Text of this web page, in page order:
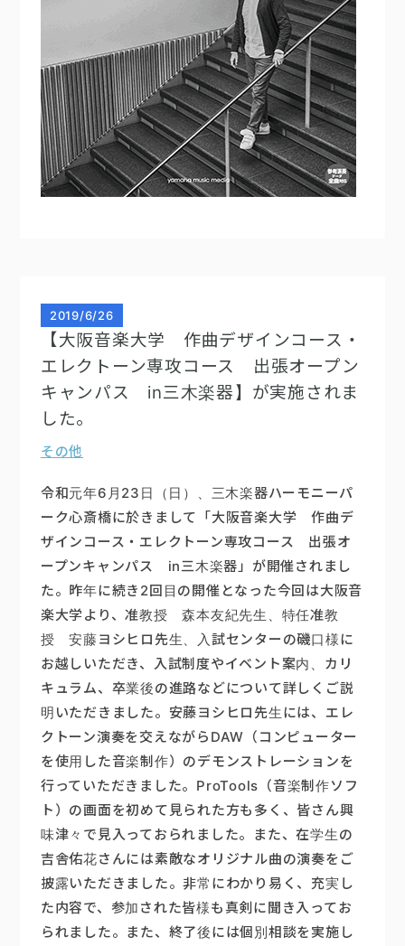
2019/6/26
【大阪音楽大学 作曲デザインコース・
エレクトーン専攻コース 出張オープン
キャンパス in三木楽器】が実施されま
した。
その他
令和元年6月23日（日）、三木楽器ハーモニーパ
ーク心斎橋に於きまして「大阪音楽大学 作曲デ
ザインコース・エレクトーン専攻コース 出張オ
ープンキャンパス in三木楽器」が開催されまし
た。昨年に続き2回目の開催となった今回は大阪音
楽大学より、准教授 森本友紀先生、特任准教
授 安藤ヨシヒロ先生、入試センターの磯口様に
お越しいただき、入試制度やイベント案内、カリ
キュラム、卒業後の進路などについて詳しくご説
明いただきました。安藤ヨシヒロ先生には、エレ
クトーン演奏を交えながらDAW（コンピューター
を使用した音楽制作）のデモンストレーションを
行っていただきました。ProTools（音楽制作ソフ
ト）の画面を初めて見られた方も多く、皆さん興
味津々で見入っておられました。また、在学生の
吉舎佑花さんには素敵なオリジナル曲の演奏をご
披露いただきました。非常にわかり易く、充実し
た内容で、参加された皆様も真剣に聞き入ってお
られました。また、終了後には個別相談を実施し